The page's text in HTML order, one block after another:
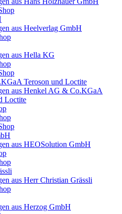
aus Heelverlag GmbH
aus Hella KG
Teroson und Loctite
aus Henkel AG & Co.KGaA
Loctite
aus HEOSolution GmbH
aus Herr Christian Grässli
aus Herzog GmbH